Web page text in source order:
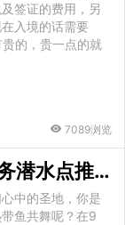
签证的费用，另
入境的话需要
的，贵一点的就
7089浏览
菲律宾宿务9月可以潜水吗(宿务潜水点推荐)
中的圣地，你是
鱼共舞呢？在9